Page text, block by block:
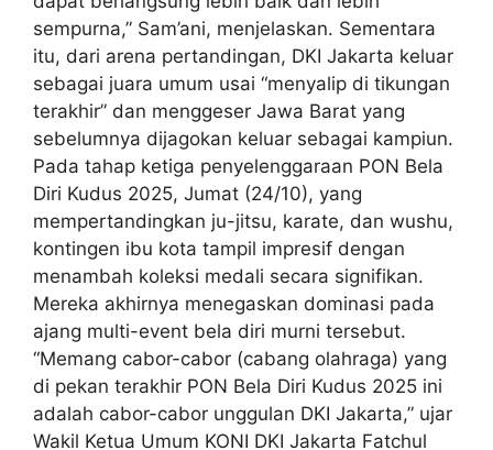
sempurna,” Sam’ani, menjelaskan. Sementara
itu, dari arena pertandingan, DKI Jakarta keluar
sebagai juara umum usai “menyalip di tikungan
terakhir” dan menggeser Jawa Barat yang
sebelumnya dijagokan keluar sebagai kampiun.
Pada tahap ketiga penyelenggaraan PON Bela
Diri Kudus 2025, Jumat (24/10), yang
mempertandingkan ju-jitsu, karate, dan wushu,
kontingen ibu kota tampil impresif dengan
menambah koleksi medali secara signifikan.
Mereka akhirnya menegaskan dominasi pada
ajang multi-event bela diri murni tersebut.
“Memang cabor-cabor (cabang olahraga) yang
di pekan terakhir PON Bela Diri Kudus 2025 ini
adalah cabor-cabor unggulan DKI Jakarta,” ujar
Wakil Ketua Umum KONI DKI Jakarta Fatchul